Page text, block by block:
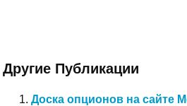
Другие Публикации
Доска опционов на сайте